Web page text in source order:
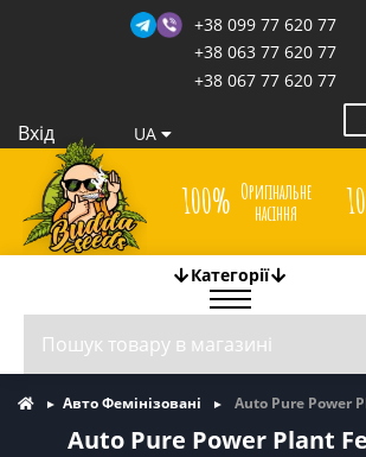
+38 099 77 620 77
+38 063 77 620 77
+38 067 77 620 77
Вхід UA
100% Оригінальне
насіння
Категорії
Авто Фемінізовані Auto Pure Power
Auto Pure Power Plant